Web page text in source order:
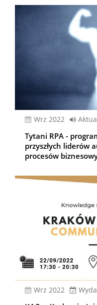
wrz 2022
Tytani RPA -
przyszłych liderów
procesów
wrz 2022